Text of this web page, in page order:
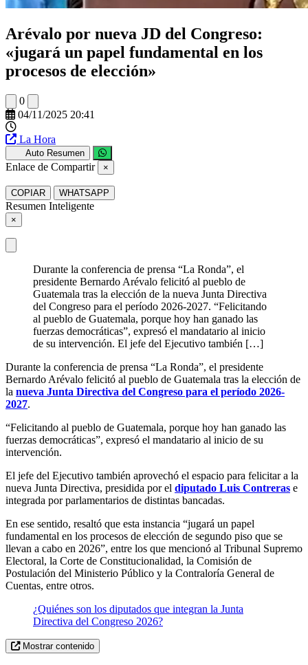
Arévalo por nueva JD del Congreso:
«jugará un papel fundamental en los
procesos de elección»
0
04/11/2025 20:41
La Hora
Auto Resumen
Enlace de Compartir ×
COPIAR WHATSAPP
Resumen Inteligente
×
Durante la conferencia de prensa “La Ronda”, el
presidente Bernardo Arévalo felicitó al pueblo de
Guatemala tras la elección de la nueva Junta Directiva
del Congreso para el período 2026-2027. “Felicitando
al pueblo de Guatemala, porque hoy han ganado las
fuerzas democráticas”, expresó el mandatario al inicio
de su intervención. El jefe del Ejecutivo también […]
Durante la conferencia de prensa “La Ronda”, el presidente
Bernardo Arévalo felicitó al pueblo de Guatemala tras la elección de
la nueva Junta Directiva del Congreso para el período 2026-
2027.
“Felicitando al pueblo de Guatemala, porque hoy han ganado las
fuerzas democráticas”, expresó el mandatario al inicio de su
intervención.
El jefe del Ejecutivo también aprovechó el espacio para felicitar a la
nueva Junta Directiva, presidida por el diputado Luis Contreras e
integrada por parlamentarios de distintas bancadas.
En ese sentido, resaltó que esta instancia “jugará un papel
fundamental en los procesos de elección de segundo piso que se
llevan a cabo en 2026”, entre los que mencionó al Tribunal Supremo
Electoral, la Corte de Constitucionalidad, la Comisión de
Postulación del Ministerio Público y la Contraloría General de
Cuentas, entre otros.
¿Quiénes son los diputados que integran la Junta
Directiva del Congreso 2026?
Mostrar contenido